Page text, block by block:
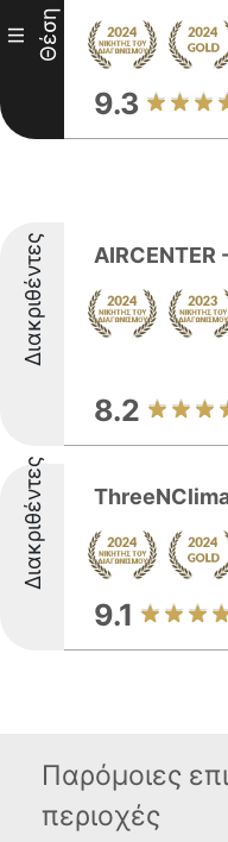
III Θέση
9.3
Διακριθέντες
8.2
Διακριθέντες
9.1
Παρόμοιες
περιοχές